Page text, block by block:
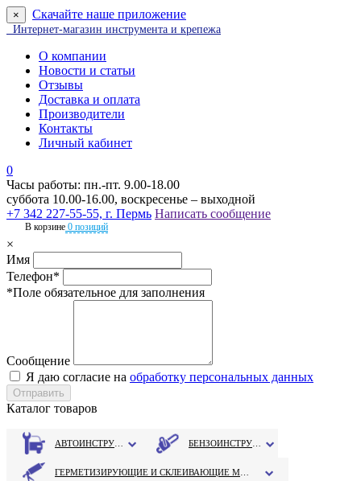
× Скачайте наше приложение
Интернет-магазин инструмента и крепежа
О компании
Новости и статьи
Отзывы
Доставка и оплата
Производители
Контакты
Личный кабинет
0
Часы работы: пн.-пт. 9.00-18.00
суббота 10.00-16.00, воскресенье – выходной
+7 342 227-55-55, г. Пермь Написать сообщение
В корзине 0 позиций
×
Имя
Телефон*
*Поле обязательное для заполнения
Сообщение
Я даю согласие на обработку персональных данных
Каталог товаров